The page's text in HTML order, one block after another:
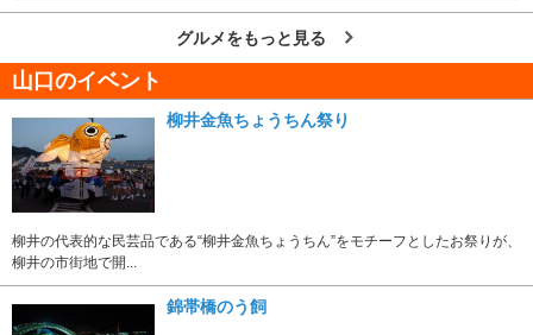
グルメをもっと見る
山口のイベント
柳井金魚ちょうちん祭り
柳井の代表的な民芸品である“柳井金魚ちょうちん”をモチーフとしたお祭りが、
柳井の市街地で開...
錦帯橋のう飼